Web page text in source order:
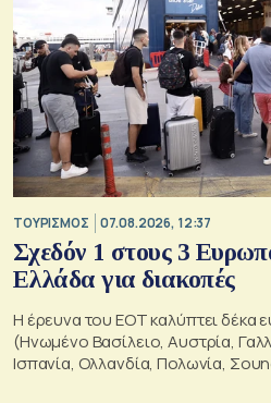
ΤΟΥΡΙΣΜΟΣ 07.08.2026, 12:37
Σχεδόν 1 στους 3
Ελλάδα για διακοπές
Η έρευνα του ΕΟΤ καλύπτει δέκα
(Ηνωμένο Βασίλειο, Αυστρία,
Ισπανία, Ολλανδία, Πολωνία,